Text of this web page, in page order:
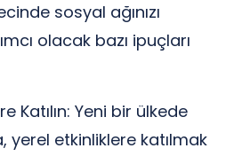
sosyal ağınızı
olacak bazı ipuçları
Katılın: Yeni bir ülkede
yerel etkinliklere katılmak